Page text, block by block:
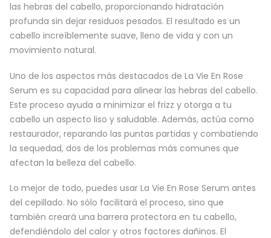
las hebras del cabello, proporcionando hidratación
profunda sin dejar residuos pesados. El resultado es un
cabello increíblemente suave, lleno de vida y con un
movimiento natural.
Uno de los aspectos más destacados de La Vie En Rose
Serum es su capacidad para alinear las hebras del cabello.
Este proceso ayuda a minimizar el frizz y otorga a tu
cabello un aspecto liso y saludable. Además, actúa como
restaurador, reparando las puntas partidas y combatiendo
la sequedad, dos de los problemas más comunes que
afectan la belleza del cabello.
Lo mejor de todo, puedes usar La Vie En Rose Serum antes
del cepillado. No sólo facilitará el proceso, sino que
también creará una barrera protectora en tu cabello,
defendiéndolo del calor y otros factores dañinos. El